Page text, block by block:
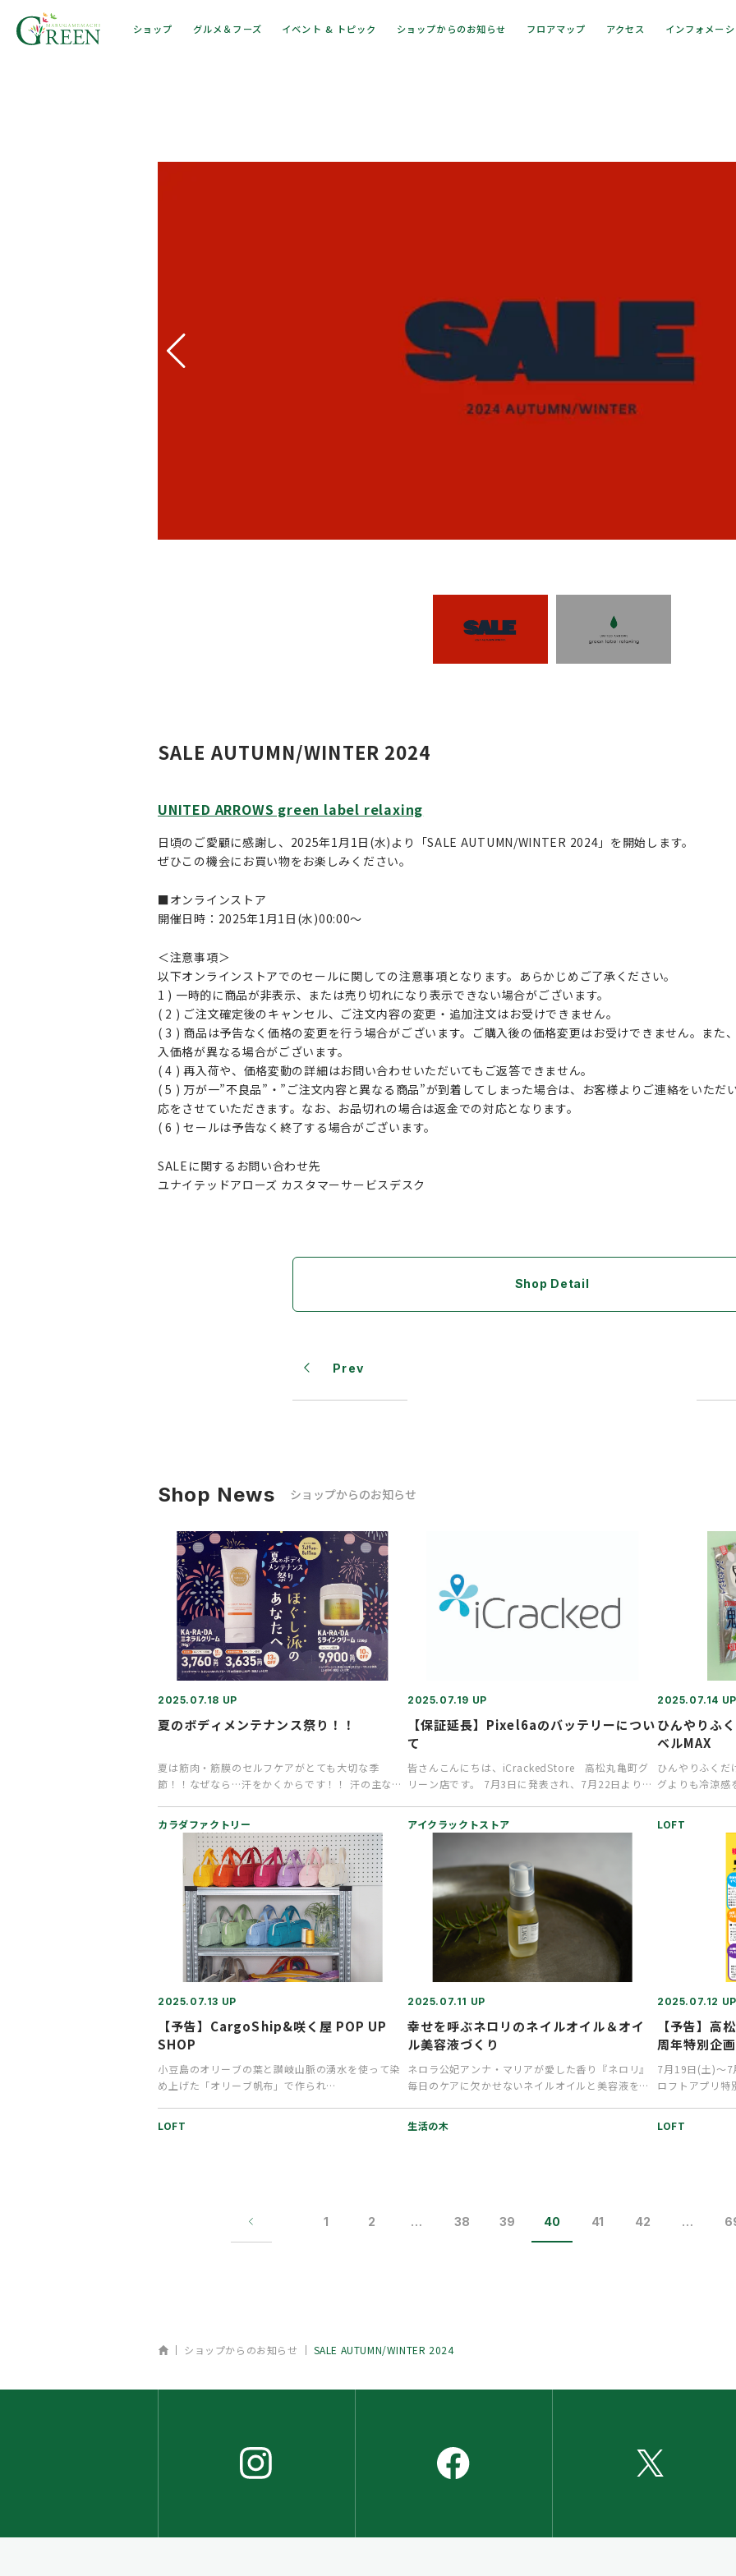
ショップ グルメ＆フーズ イベント & トピック ショップからのお知らせ フロアマップ アクセス インフォメー
SALE AUTUMN/WINTER 2024
UNITED ARROWS green label relaxing
日頃のご愛顧に感謝し、2025年1月1日(水)より「SALE AUTUMN/WINTER 2024」を開始します。
ぜひこの機会にお買い物をお楽しみください。
■オンラインストア
開催日時：2025年1月1日(水)00:00～
＜注意事項＞
以下オンラインストアでのセールに関しての注意事項となります。あらかじめご了承ください。
1 ) 一時的に商品が非表示、または売り切れになり表示できない場合がございます。
( 2 ) ご注文確定後のキャンセル、ご注文内容の変更・追加注文はお受けできません。
( 3 ) 商品は予告なく価格の変更を行う場合がございます。ご購入後の価格変更はお受けできません。また
入価格が異なる場合がございます。
( 4 ) 再入荷や、価格変動の詳細はお問い合わせいただいてもご返答できません。
( 5 ) 万が一”不良品”・”ご注文内容と異なる商品”が到着してしまった場合は、お客様よりご連絡をいただ
応をさせていただきます。なお、お品切れの場合は返金での対応となります。
( 6 ) セールは予告なく終了する場合がございます。
SALEに関するお問い合わせ先
ユナイテッドアローズ カスタマーサービスデスク
Shop Detail
Prev
Shop News ショップからのお知らせ
2025.07.18 UP
夏のボディメンテナンス祭り！！
夏は筋肉・筋膜のセルフケアがとても大切な季
節！！なぜなら…汗をかくからです！！ 汗の主な成
カラダファクトリー
2025.07.19 UP
【保証延長】Pixel6aのバッテリーについ
て
皆さんこんにちは、iCrackedStore 高松丸亀町グ
リーン店です。 7月3日に発表され、7月22日より開
アイクラックトストア
2025.07.14 UP
ひんやりふ
ベルMAX
ひんやりふくだ
グよりも冷涼感
LOFT
2025.07.13 UP
【予告】CargoShip&咲く屋 POP UP
SHOP
小豆島のオリーブの葉と讃岐山脈の湧水を使って染
め上げた「オリーブ帆布」で作られ
LOFT
2025.07.11 UP
幸せを呼ぶネロリのネイルオイル＆オイ
ル美容液づくり
ネロラ公妃アンナ・マリアが愛した香り『ネロリ』
毎日のケアに欠かせないネイルオイルと美容液を両
生活の木
2025.07.12 UP
【予告】高
周年特別企画
7月19日(土)～7
ロフトアプリ特
LOFT
1 2 … 38 39 40 41 42 …
ホーム
ショップからのお知らせ SALE AUTUMN/WINTER 2024